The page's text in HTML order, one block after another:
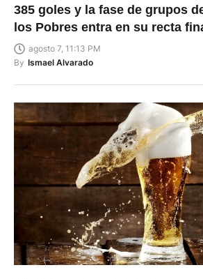
385 goles y la fase de grupos
los Pobres entra en su recta
agosto 7, 11:13 PM
By Ismael Alvarado